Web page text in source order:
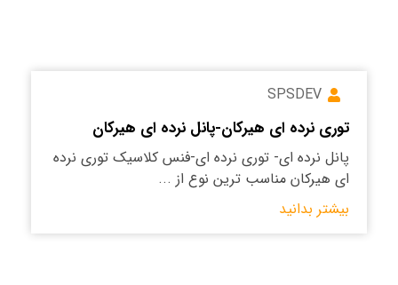
SPSDEV
توری نرده ای هیرکان-پانل نرده ای هیرکان
پانل نرده ای- توری نرده ای-فنس کلاسیک توری نرده
ای هیرکان مناسب ترین نوع از ...
بیشتر بدانید